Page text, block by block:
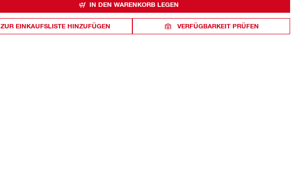
IN DEN WARENKORB LEGEN
ZUR EINKAUFSLISTE HINZUFÜGEN VERFÜGBARKEIT PRÜFEN